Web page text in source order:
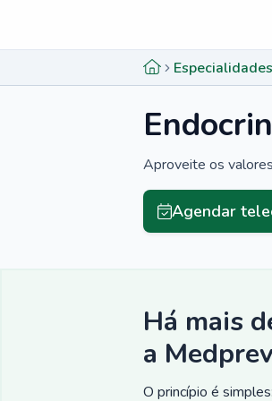
Especialidades
Aproveite os
Agendar
Há mais
a
O princípio é